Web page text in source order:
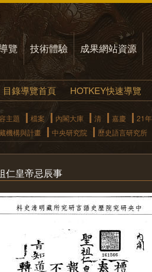
覽 技術體驗 成果網站資源
目錄導覽首頁 HOTKEY快速導覽
主題 檔案 內閣大庫 清 嘉慶
21年
機構與計畫 中央研究院 歷史語言研究所
仁皇帝忌辰事